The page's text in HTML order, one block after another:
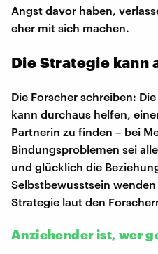
Angst davor haben,
eher mit sich machen.
Die Strategie kann
Die Forscher schreiben:
kann durchaus helfen,
Partnerin zu finden – bei
Bindungsproblemen sei
und glücklich die
Selbstbewusstsein
Strategie laut den
Anziehender ist, wer